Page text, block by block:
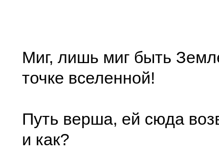
Миг, лишь миг быть
точке вселенной!
Путь верша, ей сюда
и как?